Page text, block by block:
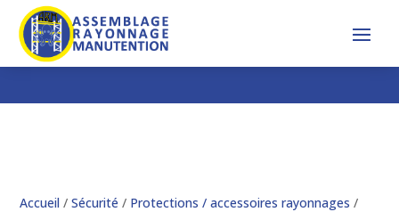
Accueil /Sécurité / Protections / accessoires rayonnages /